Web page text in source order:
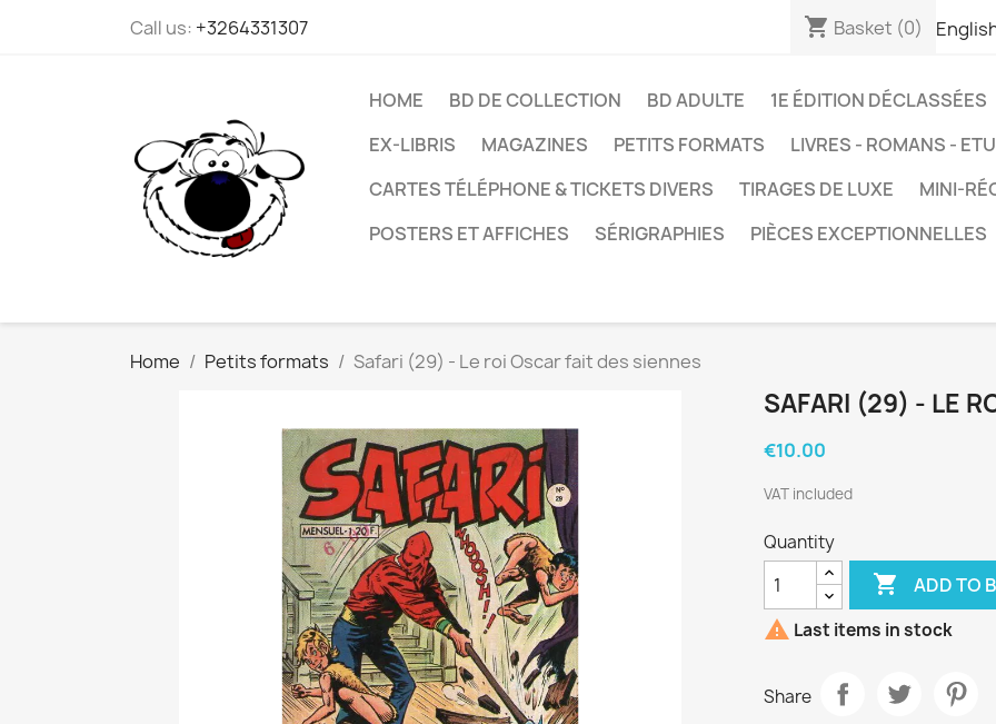
Call us: +3264331307 shopping_cart Basket (0)
HOME BD DE COLLECTION BD ADULTE 1E ÉDITION DÉCLASSÉES
EX-LIBRIS
MAGAZINES PETITS FORMATS LIVRES - ROMANS -
CARTES TÉLÉPHONE & TICKETS DIVERS
TIRAGES DE LUXE
MINI-
POSTERS ET AFFICHES
SÉRIGRAPHIES PIÈCES EXCEPTIONNELLES
Home Petits formats Safari (29) - Le roi Oscar fait des siennes
SAFARI (29) - LE
€10.00
VAT included
Quantity
 ADD TO
 Last items in stock
Share